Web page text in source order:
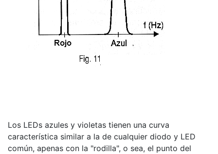
Los LEDs azules y violetas tienen una curva
característica similar a la de cualquier diodo y LED
común, apenas con la "rodilla", o sea, el punto del